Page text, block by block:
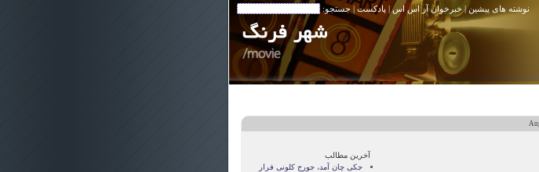
نوشته های پیشین|خبرخوان آر اس اس|پادکست | جستجو:
آخرین مطالب
جکی چان آمد، جورج کلونی فرار